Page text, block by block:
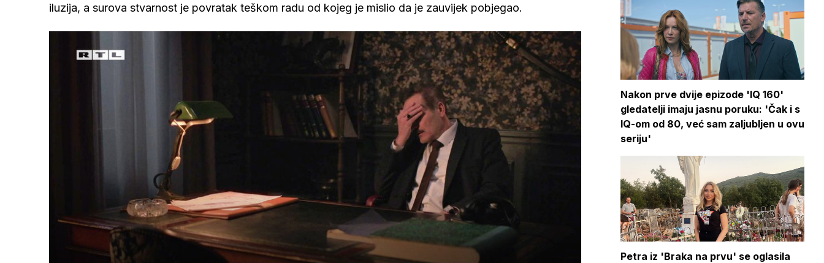
iluzija, a surova stvarnost je povratak teškom radu od kojeg je mislio da je zauvijek pobjegao.
Nakon prve dvije epizode 'IQ 160'
gledatelji imaju jasnu poruku: 'Čak i s
IQ-om od 80, već sam zaljubljen u ovu
seriju'
Petra iz 'Braka na prvu' se oglasila